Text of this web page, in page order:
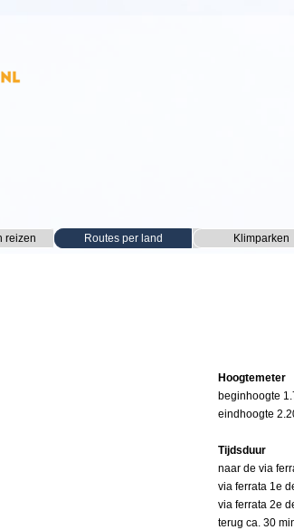
Menu overslaan
reizen ▼
Routes per land ▼
Klimparken
Hoogtemeter
beginhoogte
eindhoogte
Tijdsduur
naar de via
via ferrata 1e
via ferrata 2e
terug ca. 30